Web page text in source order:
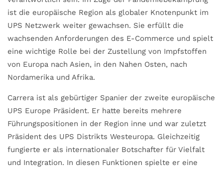
ist die europäische Region als globaler Knotenpunkt im
UPS Netzwerk weiter gewachsen. Sie erfüllt die
wachsenden Anforderungen des E-Commerce und spielt
eine wichtige Rolle bei der Zustellung von Impfstoffen
von Europa nach Asien, in den Nahen Osten, nach
Nordamerika und Afrika.
Carrera ist als gebürtiger Spanier der zweite europäische
UPS Europe Präsident. Er hatte bereits mehrere
Führungspositionen in der Region inne und war zuletzt
Präsident des UPS Distrikts Westeuropa. Gleichzeitig
fungierte er als internationaler Botschafter für Vielfalt
und Integration. In diesen Funktionen spielte er eine